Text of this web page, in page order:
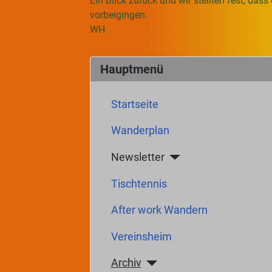
Hauptmenü
Startseite
Wanderplan
Newsletter
Tischtennis
After work Wandern
Vereinsheim
Archiv
vorbeigingen.
WH